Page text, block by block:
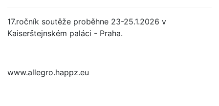
17.ročník soutěže proběhne 23-25.1.2026 v
Kaiserštejnském paláci - Praha.
www.allegro.happz.eu